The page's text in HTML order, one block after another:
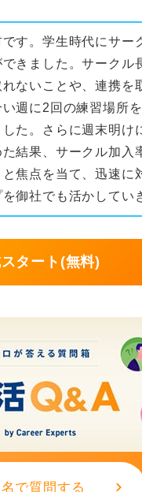
す。学生時代にサー
きました。サークル
ないことや、連携を
週に2回の練習場所
た。さらに週末明け
結果、サークル加入
焦点を当て、迅速に
御社でも活かしてい
タート(無料)
で質問する